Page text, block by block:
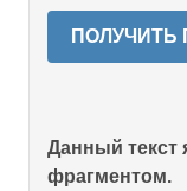
ПОЛУЧИТЬ
Данный текст
фрагментом.